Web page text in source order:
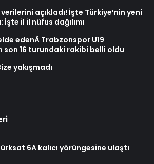
açıkladı! İşte Türkiye’nin yeni
il il nüfus dağılımı
edenÂ Trabzonspor U19
son 16 turundaki rakibi belli oldu
yakışmadı
6A kalıcı yörüngesine ulaştı